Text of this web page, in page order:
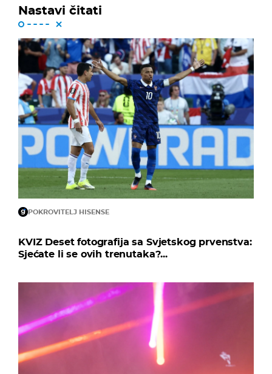
Nastavi čitati
POKROVITELJ HISENSE
KVIZ Deset fotografija sa Svjetskog prvenstva:
Sjećate li se ovih trenutaka?...